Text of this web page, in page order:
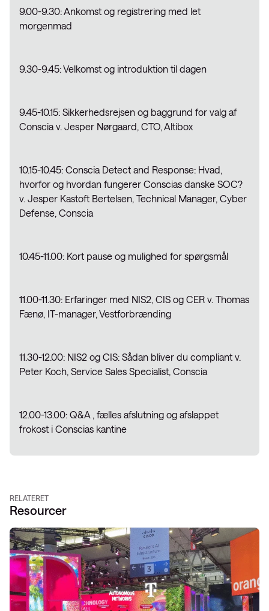
9.00-9.30: Ankomst og registrering med let
morgenmad
9.30-9.45: Velkomst og introduktion til dagen
9.45-10.15: Sikkerhedsrejsen og baggrund for valg af
Conscia v. Jesper Nørgaard, CTO, Altibox
10.15-10.45: Conscia Detect and Response: Hvad,
hvorfor og hvordan fungerer Conscias danske SOC?
v. Jesper Kastoft Bertelsen, Technical Manager, Cyber
Defense, Conscia
10.45-11.00: Kort pause og mulighed for spørgsmål
11.00-11.30: Erfaringer med NIS2, CIS og CER v. Thomas
Fænø, IT-manager, Vestforbrænding
11.30-12.00: NIS2 og CIS: Sådan bliver du compliant v.
Peter Koch, Service Sales Specialist, Conscia
12.00-13.00: Q&A , fælles afslutning og afslappet
frokost i Conscias kantine
RELATERET
Resourcer